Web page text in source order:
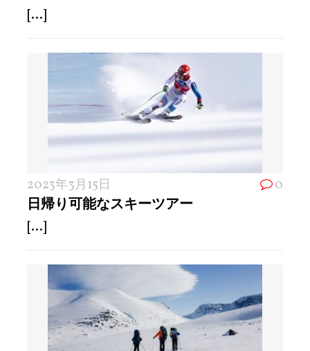
[...]
2023年3月15日 0
日帰り可能なスキーツアー
[...]